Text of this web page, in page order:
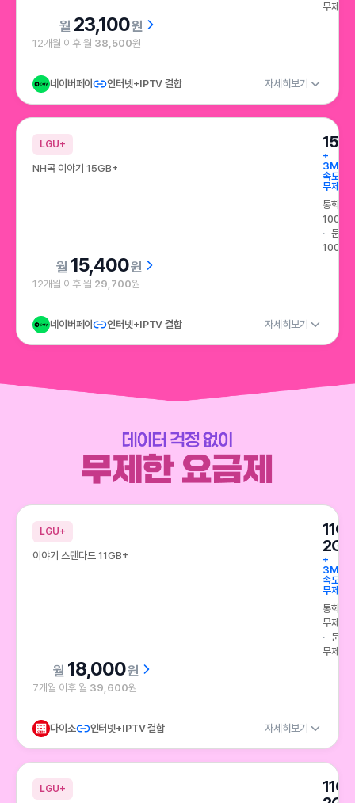
무제한
23,100원
12개월 이후 월 38,500원
네이버페이 인터넷+IPTV 결합 자세히보기
LGU+
NH콕 이야기 15GB+
+
속도
무제한
통화
100분
문자
100건
15,400원
12개월 이후 월 29,700원
네이버페이 인터넷+IPTV 결합 자세히보기
데이터 걱정없이 무제한 요금제
LGU+
이야기 스탠다드 11GB+
2GB
+
속도
무제한
통화
무제한
문자
무제한
18,000원
7개월 이후 월 39,600원
다이소 인터넷+IPTV 결합 자세히보기
LGU+